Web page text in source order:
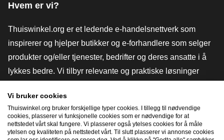
Hvem er vi?
Thuiswinkel.org er et ledende e-handelsnettverk som
inspirerer og hjelper butikker og e-forhandlere som selger
produkter og/eller tjenester, bedrifter og deres ansatte i å
lykkes bedre. Vi tilbyr relevante og praktiske løsninger
verktøy og råd, advokatvirksomhet, markedsundersøkelser,
og har vår egen utdanningsplattform, Thuiswinkel e-
Academy.
Vi bruker cookies
Thuiswinkel.org bruker forskjellige typer cookies. I tillegg til nødvendige
cookies, plasserer vi funksjonelle cookies som er nødvendige for at
nettstedet vårt skal fungere. Vi plasserer også ytelses cookies for å måle
ytelsen og kvaliteten på nettstedet vårt. Til slutt plasserer vi annonse cookies